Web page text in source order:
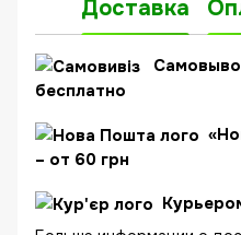
Доставка
C
бесплатно
– от 60 грн